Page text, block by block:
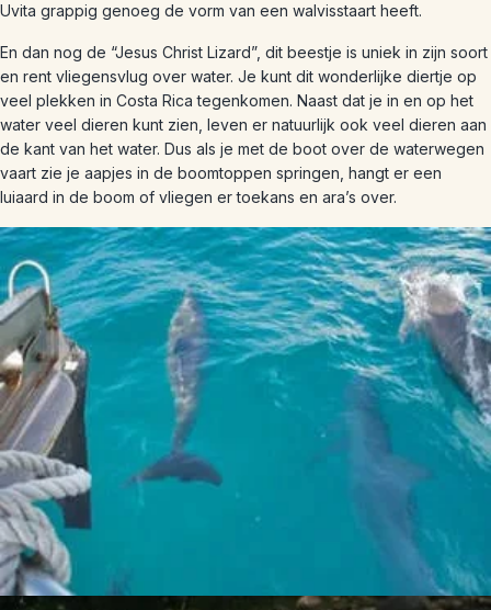
Uvita grappig genoeg de vorm van een walvisstaart heeft.
En dan nog de “Jesus Christ Lizard”, dit beestje is uniek in zijn soort
en rent vliegensvlug over water. Je kunt dit wonderlijke diertje op
veel plekken in Costa Rica tegenkomen. Naast dat je in en op het
water veel dieren kunt zien, leven er natuurlijk ook veel dieren aan
de kant van het water. Dus als je met de boot over de waterwegen
vaart zie je aapjes in de boomtoppen springen, hangt er een
luiaard in de boom of vliegen er toekans en ara’s over.